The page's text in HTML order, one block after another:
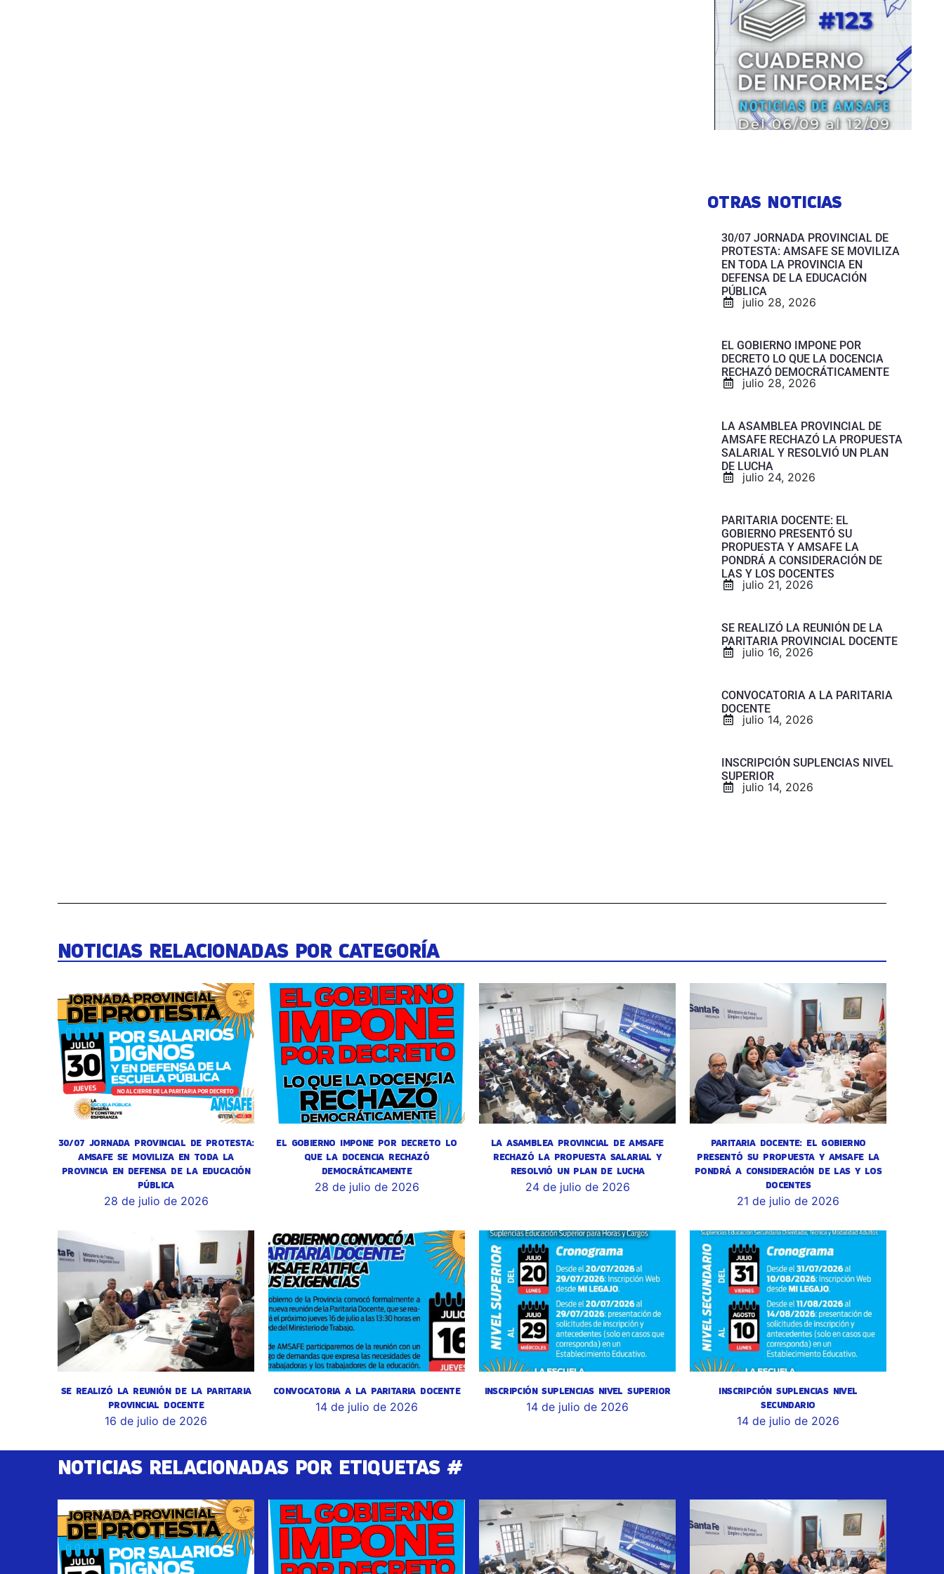
OTRAS NOTICIAS
30/07 JORNADA PROVINCIAL DE
PROTESTA: AMSAFE SE MOVILIZA
EN TODA LA PROVINCIA EN
DEFENSA DE LA EDUCACIÓN
PÚBLICA
julio 28, 2026
EL GOBIERNO IMPONE POR
DECRETO LO QUE LA DOCENCIA
RECHAZÓ DEMOCRÁTICAMENTE
julio 28, 2026
LA ASAMBLEA PROVINCIAL DE
AMSAFE RECHAZÓ LA PROPUESTA
SALARIAL Y RESOLVIÓ UN PLAN
DE LUCHA
julio 24, 2026
PARITARIA DOCENTE: EL
GOBIERNO PRESENTÓ SU
PROPUESTA Y AMSAFE LA
PONDRÁ A CONSIDERACIÓN DE
LAS Y LOS DOCENTES
julio 21, 2026
SE REALIZÓ LA REUNIÓN DE LA
PARITARIA PROVINCIAL DOCENTE
julio 16, 2026
CONVOCATORIA A LA PARITARIA
DOCENTE
julio 14, 2026
INSCRIPCIÓN SUPLENCIAS NIVEL
SUPERIOR
julio 14, 2026
NOTICIAS RELACIONADAS POR CATEGORÍA
30/07 JORNADA PROVINCIAL DE PROTESTA:
AMSAFE SE MOVILIZA EN TODA LA
PROVINCIA EN DEFENSA DE LA EDUCACIÓN
PÚBLICA
28 de julio de 2026
EL GOBIERNO IMPONE POR DECRETO LO
QUE LA DOCENCIA RECHAZÓ
DEMOCRÁTICAMENTE
28 de julio de 2026
LA ASAMBLEA PROVINCIAL DE AMSAFE
RECHAZÓ LA PROPUESTA SALARIAL Y
RESOLVIÓ UN PLAN DE LUCHA
24 de julio de 2026
PARITARIA DOCENTE: EL GOBIERNO
PRESENTÓ SU PROPUESTA Y AMSAFE LA
PONDRÁ A CONSIDERACIÓN DE LAS Y LOS
DOCENTES
21 de julio de 2026
SE REALIZÓ LA REUNIÓN DE LA PARITARIA
PROVINCIAL DOCENTE
16 de julio de 2026
CONVOCATORIA A LA PARITARIA DOCENTE
14 de julio de 2026
INSCRIPCIÓN SUPLENCIAS NIVEL SUPERIOR
14 de julio de 2026
INSCRIPCIÓN SUPLENCIAS NIVEL
SECUNDARIO
14 de julio de 2026
NOTICIAS RELACIONADAS POR ETIQUETAS #